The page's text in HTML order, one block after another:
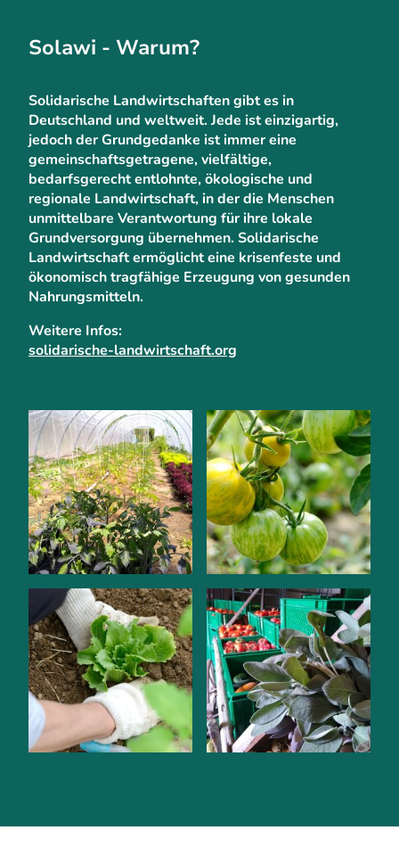
Solawi - Warum?
Solidarische Landwirtschaften gibt es in
Deutschland und weltweit. Jede ist einzigartig,
jedoch der Grundgedanke ist immer eine
gemeinschaftsgetragene, vielfältige,
bedarfsgerecht entlohnte, ökologische und
regionale Landwirtschaft, in der die Menschen
unmittelbare Verantwortung für ihre lokale
Grundversorgung übernehmen. Solidarische
Landwirtschaft ermöglicht eine krisenfeste und
ökonomisch tragfähige Erzeugung von gesunden
Nahrungsmitteln.
Weitere Infos:
solidarische-landwirtschaft.org